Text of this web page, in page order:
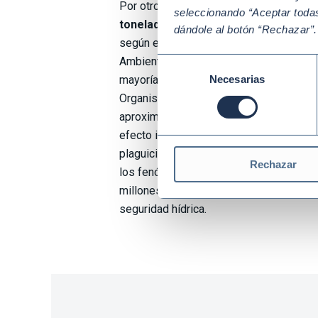
seleccionando “Aceptar
dándole al botón
Selección
de
consentimiento
Necesarias
Rechazar
Por otro lado,en 2022 el mundo
toneladas de alimentos, lo que
según el informe del Programa de las
Ambiente sobre el índice de
mayoría de este desperdicio se
Organismo Internacional de la Energía
aproximadamente el 30 % del total de
efecto invernadero, principalmente
plaguicidas y desechos animales. El
los fenómenos meteorológicos y
millones de personas a una grave
seguridad hídrica.